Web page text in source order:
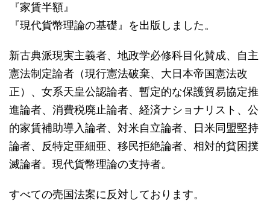
『家賃半額』
『現代貨幣理論の基礎』を出版しました。
新古典派現実主義者、地政学必修科目化賛成、自主
憲法制定論者（現行憲法破棄、大日本帝国憲法改
正）、女系天皇公認論者、暫定的な保護貿易協定推
進論者、消費税廃止論者、経済ナショナリスト、公
的家賃補助導入論者、対米自立論者、日米同盟堅持
論者、反特定亜細亜、移民拒絶論者、相対的貧困撲
滅論者。現代貨幣理論の支持者。
すべての売国法案に反対しております。